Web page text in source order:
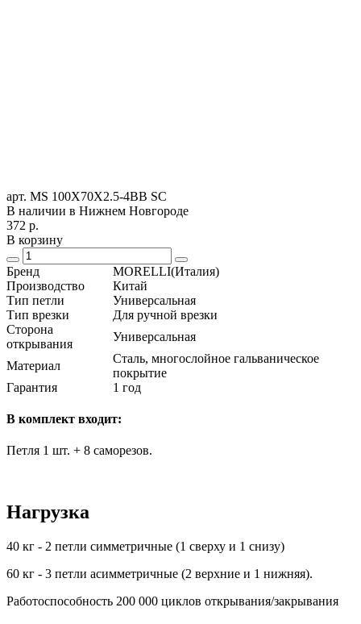
арт. MS 100X70X2.5-4BB SC
В наличии в Нижнем Новгороде
372 р.
В корзину
Бренд
MORELLI(Италия)
Производство
Китай
Тип петли
Универсальная
Тип врезки
Для ручной врезки
Сторона
открывания
Универсальная
Материал
Сталь, многослойное гальваническое
покрытие
Гарантия
1 год
В комплект входит:
Петля 1 шт. + 8 саморезов.
Нагрузка
40 кг - 2 петли симметричные (1 сверху и 1 снизу)
60 кг - 3 петли асимметричные (2 верхние и 1 нижняя).
Работоспособность 200 000 циклов открывания/закрывания